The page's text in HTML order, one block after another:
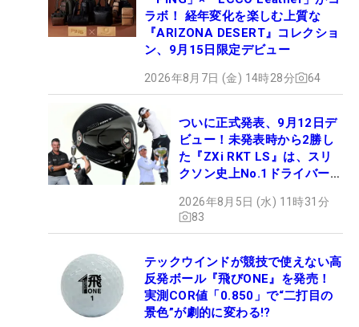
ラボ！ 経年変化を楽しむ上質な
『ARIZONA DESERT』コレクショ
ン、9月15日限定デビュー
2026年8月7日 (金) 14時28分 64
ついに正式発表、9月12日デ
ビュー！未発表時から2勝し
た『ZXi RKT LS』は、スリ
クソン史上No.1ドライバー!?
2026年8月5日 (水) 11時31分
83
テックウインドが競技で使えない高
反発ボール『飛びONE』を発売！
実測COR値「0.850」で“二打目の
景色”が劇的に変わる!?